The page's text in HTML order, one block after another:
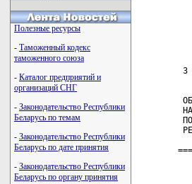
Полезные ресурсы
- Таможенный кодекс
таможенного союза
- Каталог предприятий и
организаций СНГ
- Законодательство Республики
Беларусь по темам
- Законодательство Республики
Беларусь по дате принятия
- Законодательство Республики
Беларусь по органу принятия
3
===